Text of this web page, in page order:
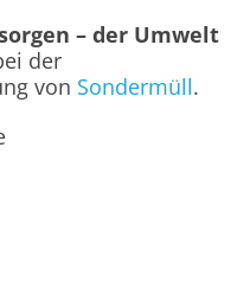
– der Umwelt
der
von Sondermüll.